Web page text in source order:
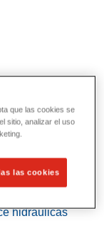
y de
servicios
hidráulicas
que las cookies se
sitio, analizar el uso
las cookies